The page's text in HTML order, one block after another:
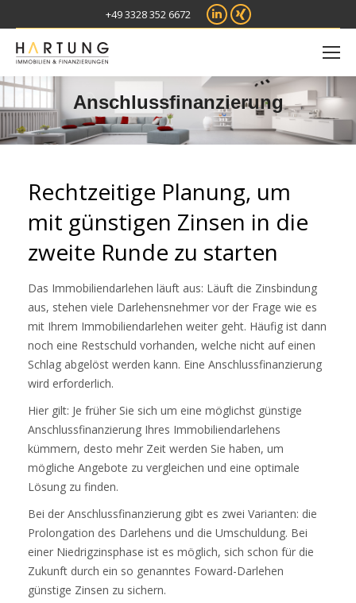
+49 3328 352 6672 LinkedinXING
Anschlussfinanzierung
Rechtzeitige Planung, um
mit günstigen Zinsen in die
zweite Runde zu starten
Das Immobiliendarlehen läuft aus: Läuft die Zinsbindung
aus, stehen viele Darlehensnehmer vor der Frage wie es
mit Ihrem Immobiliendarlehen weiter geht. Häufig ist dann
noch eine Restschuld vorhanden, welche nicht auf einen
Schlag abgelöst werden kann. Eine Anschlussfinanzierung
wird erforderlich.
Hier gilt: Je früher Sie sich um eine möglichst günstige
Anschlussfinanzierung Ihres Immobiliendarlehens
kümmern, desto mehr Zeit werden Sie haben, um
mögliche Angebote zu vergleichen und eine optimale
Lösung zu finden.
Bei der Anschlussfinanzierung gibt es zwei Varianten: die
Prolongation des Darlehens und die Umschuldung. Bei
einer Niedrigzinsphase ist es möglich, sich schon für die
Zukunft durch ein so genanntes Foward-Darlehen
günstige Zinsen zu sichern.